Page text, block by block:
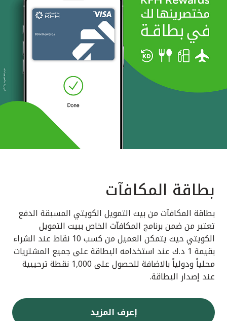
بطاقة المكافآت
بطاقة المكافآت من بيت التمويل الكويتي المسبقة الدفع
تعتبر من ضمن برنامج المكافآت الخاص ببيت التمويل
الكويتي حيث يتمكن العميل من كسب 10 نقاط عند الشراء
بقيمة 1 د.ك عند استخدامه البطاقة على جميع المشتريات
محلياً ودولياً بالاضافة للحصول على 1,000 نقطة ترحيبية
عند إصدار البطاقة.
إعرف المزيد